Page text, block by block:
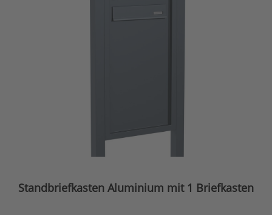
Standbriefkasten Aluminium mit 1 Briefkasten